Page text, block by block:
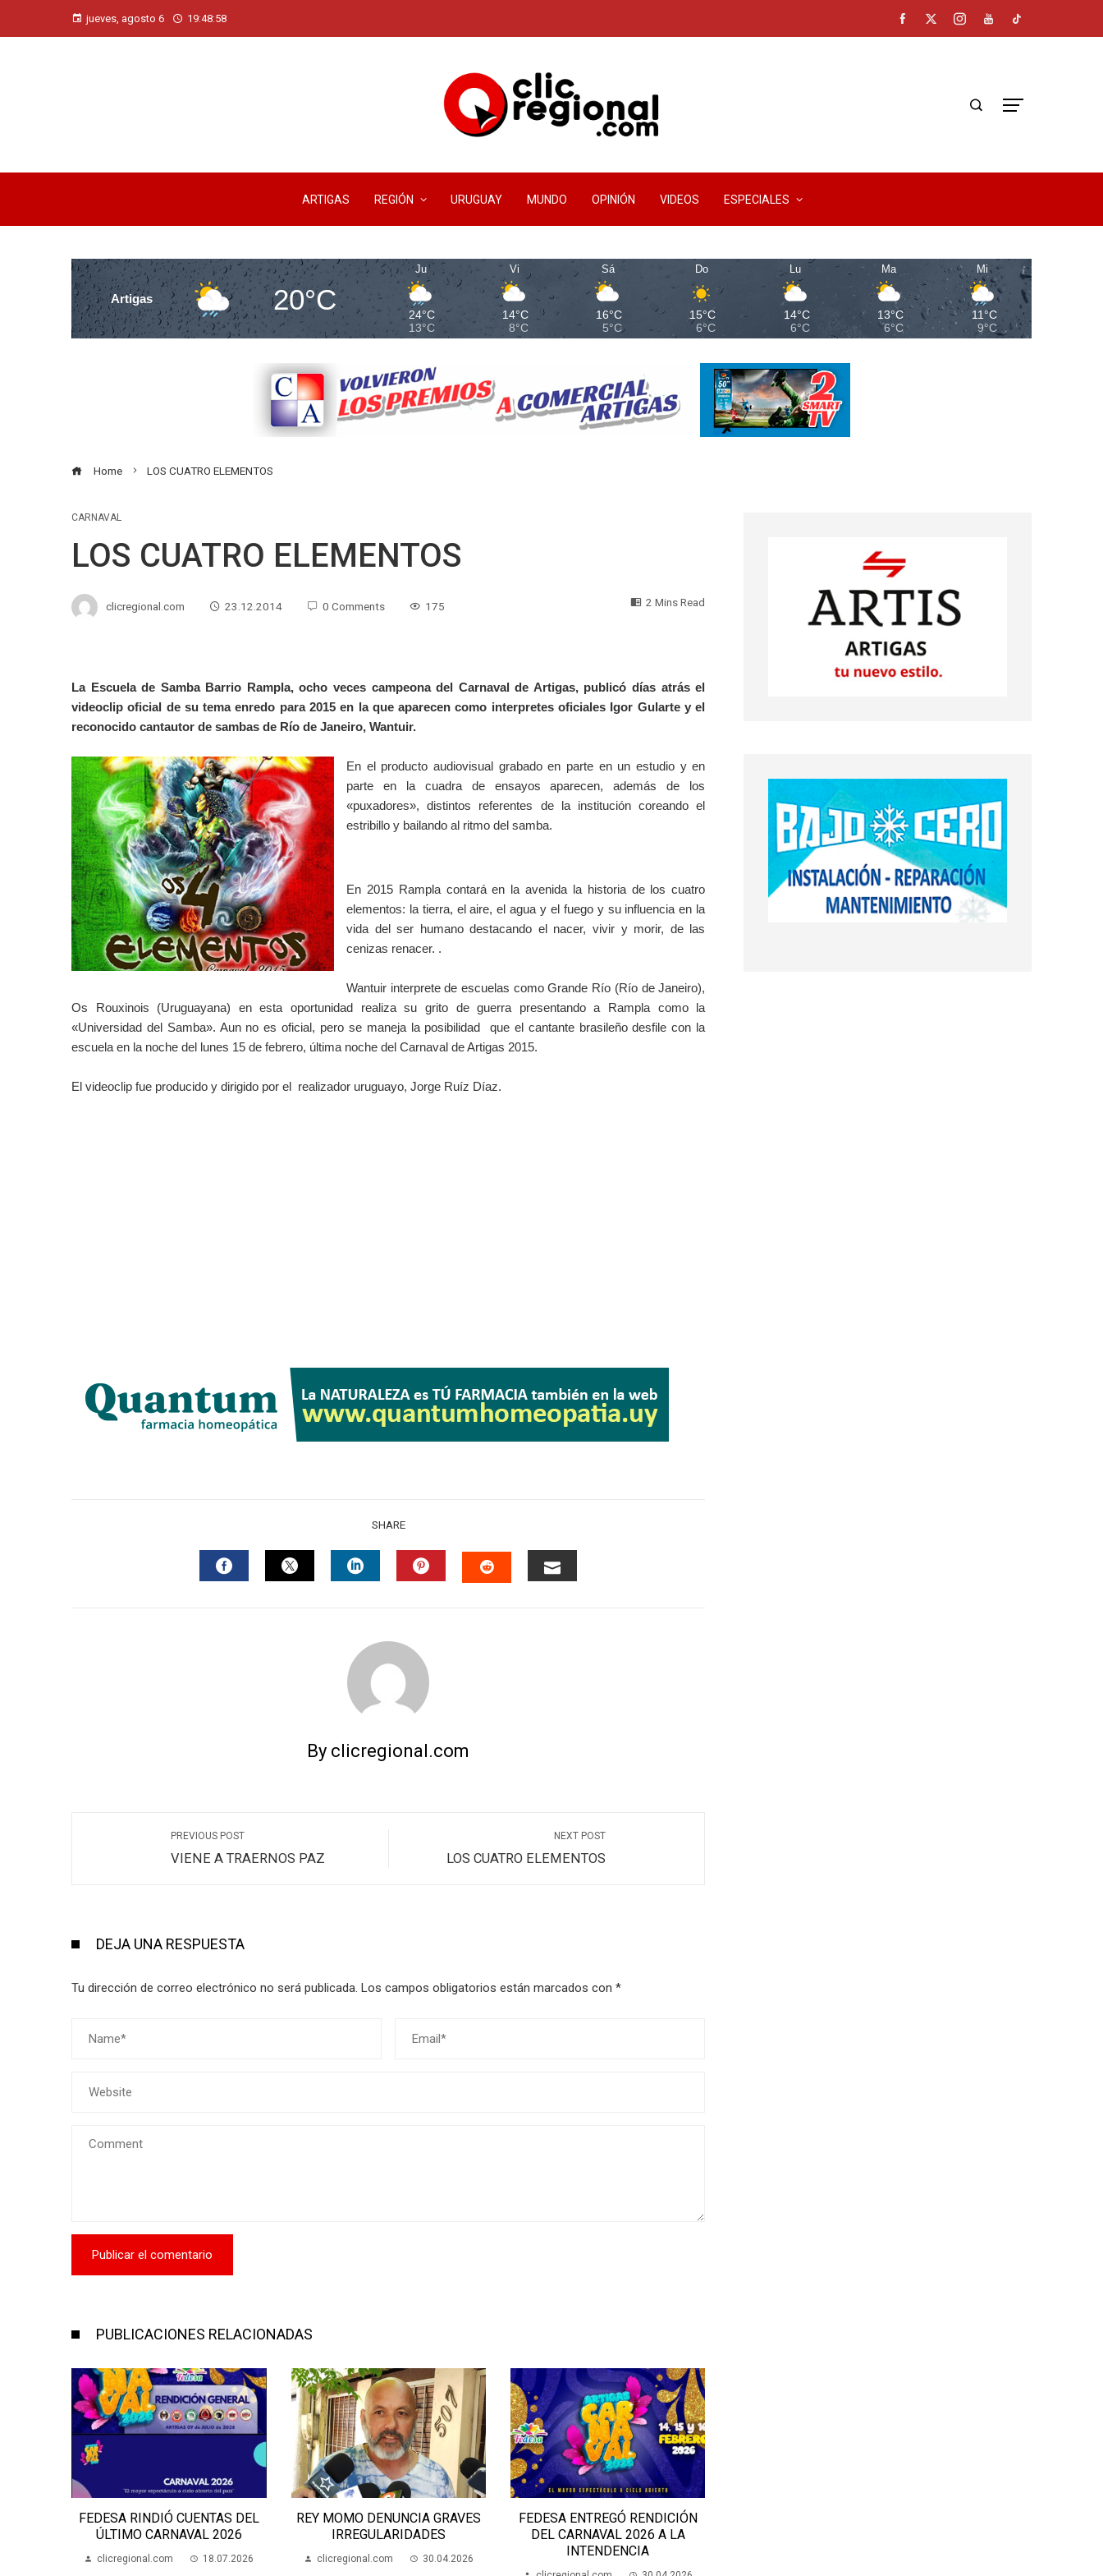
jueves, agosto 6 19:48:59
ARTIGAS REGIÓN URUGUAY MUNDO OPINIÓN VIDEOS ESPECIALES
Artigas 20°C
Ju
24°C
13°C
Vi
14°C
8°C
Sá
16°C
5°C
Do
15°C
6°C
Lu
14°C
6°C
Ma
13°C
6°C
Mi
11°C
9°C
Home LOS CUATRO ELEMENTOS
CARNAVAL
LOS CUATRO ELEMENTOS
clicregional.com 23.12.2014 0 Comments 175 2 Mins Read
La Escuela de Samba Barrio Rampla, ocho veces campeona del Carnaval de Artigas, publicó días atrás el
videoclip oficial de su tema enredo para 2015 en la que aparecen como interpretes oficiales Igor Gularte y el
reconocido cantautor de sambas de Río de Janeiro, Wantuir.
En el producto audiovisual grabado en parte en un estudio y en
parte en la cuadra de ensayos aparecen, además de los
«puxadores», distintos referentes de la institución coreando el
estribillo y bailando al ritmo del samba.
En 2015 Rampla contará en la avenida la historia de los cuatro
elementos: la tierra, el aire, el agua y el fuego y su influencia en la
vida del ser humano destacando el nacer, vivir y morir, de las
cenizas renacer. .
Wantuir interprete de escuelas como Grande Río (Río de Janeiro),
Os Rouxinois (Uruguayana) en esta oportunidad realiza su grito de guerra presentando a Rampla como la
«Universidad del Samba». Aun no es oficial, pero se maneja la posibilidad que el cantante brasileño desfile con la
escuela en la noche del lunes 15 de febrero, última noche del Carnaval de Artigas 2015.
El videoclip fue producido y dirigido por el realizador uruguayo, Jorge Ruíz Díaz.
SHARE
By clicregional.com
PREVIOUS POST
VIENE A TRAERNOS PAZ
NEXT POST
LOS CUATRO ELEMENTOS
DEJA UNA RESPUESTA
Tu dirección de correo electrónico no será publicada. Los campos obligatorios están marcados con *
PUBLICACIONES RELACIONADAS
REY MOMO DENUNCIA GRAVES
IRREGULARIDADES
clicregional.com 30.04.2026
FEDESA ENTREGÓ RENDICIÓN
DEL CARNAVAL 2026 A LA
INTENDENCIA
FEDESA RINDIÓ CUENTAS DEL
ÚLTIMO CARNAVAL 2026
clicregional.com 18.07.2026